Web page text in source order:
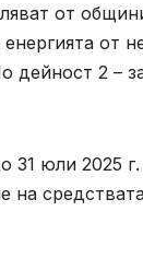
от
от
дейност 2 –
юли 2025
на